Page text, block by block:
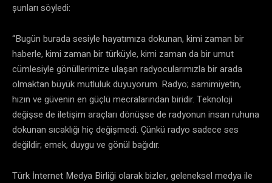
şunları söyledi:
“Bugün burada sesiyle hayatımıza dokunan, kimi zaman bir
haberle, kimi zaman bir türküyle, kimi zaman da bir umut
cümlesiyle gönüllerimize ulaşan radyocularımızla bir arada
olmaktan büyük mutluluk duyuyorum. Radyo; samimiyetin,
hızın ve güvenin en güçlü mecralarından biridir. Teknoloji
değişse de iletişim araçları dönüşse de radyonun insan ruhuna
dokunan sıcaklığı hiç değişmedi. Çünkü radyo sadece ses
değildir; emek, duygu ve gönül bağıdır.
Türk İnternet Medya Birliği olarak bizler, geleneksel medya ile